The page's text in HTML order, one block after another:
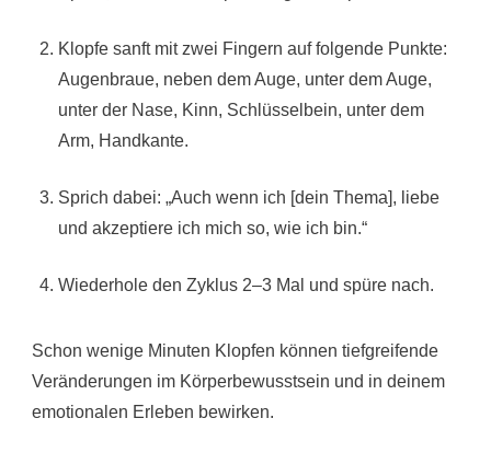
Klopfe sanft mit zwei Fingern auf folgende Punkte:
Augenbraue, neben dem Auge, unter dem Auge,
unter der Nase, Kinn, Schlüsselbein, unter dem
Arm, Handkante.
Sprich dabei: „Auch wenn ich [dein Thema], liebe
und akzeptiere ich mich so, wie ich bin.“
Wiederhole den Zyklus 2–3 Mal und spüre nach.
Schon wenige Minuten Klopfen können tiefgreifende
Veränderungen im Körperbewusstsein und in deinem
emotionalen Erleben bewirken.